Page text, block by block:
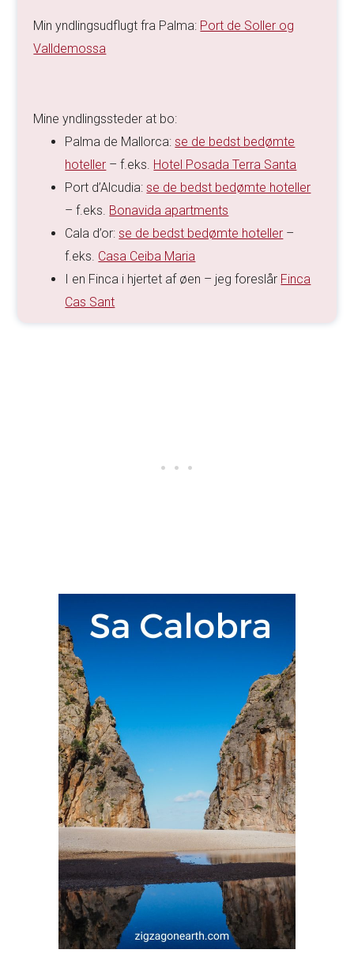
Min yndlingsudflugt fra Palma: Port de Soller og
Valldemossa
Mine yndlingssteder at bo:
Palma de Mallorca:se de bedst bedømte
hoteller – f.eks. Hotel Posada Terra Santa
Port d’Alcudia:se de bedst bedømte hoteller
– f.eks. Bonavida apartments
Cala d’or:se de bedst bedømte hoteller –
f.eks. Casa Ceiba Maria
I en Finca i hjertet af øen – jeg foreslår Finca
Cas Sant